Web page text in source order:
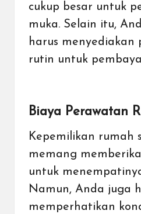
cukup besar untuk
muka. Selain itu,
harus menyediakan
rutin untuk
Biaya Perawatan
Kepemilikan rumah
memang
untuk
Namun, Anda juga
memperhatikan